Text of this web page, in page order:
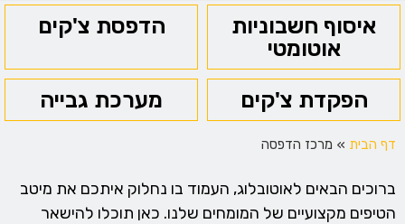
איסוף חשבוניות
אוטומטי
הדפסת צ'קים
הפקדת צ'קים מערכת גבייה
דף הבית » מרכז הדפסה
ברוכים הבאים לאוטובלוג, העמוד בו נחלוק איתכם את מיטב
הטיפים מקצועיים של המומחים שלנו. כאן תוכלו להישאר